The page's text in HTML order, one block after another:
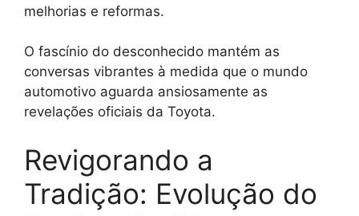
melhorias e reformas.
O fascínio do desconhecido mantém as
conversas vibrantes à medida que o mundo
automotivo aguarda ansiosamente as
revelações oficiais da Toyota.
Revigorando a
Tradição: Evolução do